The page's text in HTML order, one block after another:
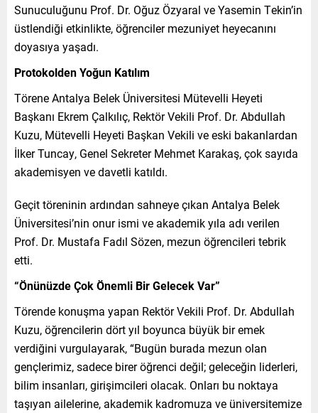
Sunuculuğunu Prof. Dr. Oğuz Özyaral ve Yasemin Tekin’in
üstlendiği etkinlikte, öğrenciler mezuniyet heyecanını
doyasıya yaşadı.
Protokolden Yoğun Katılım
Törene Antalya Belek Üniversitesi Mütevelli Heyeti
Başkanı Ekrem Çalkılıç, Rektör Vekili Prof. Dr. Abdullah
Kuzu, Mütevelli Heyeti Başkan Vekili ve eski bakanlardan
İlker Tuncay, Genel Sekreter Mehmet Karakaş, çok sayıda
akademisyen ve davetli katıldı.
Geçit töreninin ardından sahneye çıkan Antalya Belek
Üniversitesi’nin onur ismi ve akademik yıla adı verilen
Prof. Dr. Mustafa Fadıl Sözen, mezun öğrencileri tebrik
etti.
“Önünüzde Çok Önemli Bir Gelecek Var”
Törende konuşma yapan Rektör Vekili Prof. Dr. Abdullah
Kuzu, öğrencilerin dört yıl boyunca büyük bir emek
verdiğini vurgulayarak, “Bugün burada mezun olan
gençlerimiz, sadece birer öğrenci değil; geleceğin liderleri,
bilim insanları, girişimcileri olacak. Onları bu noktaya
taşıyan ailelerine, akademik kadromuza ve üniversitemize